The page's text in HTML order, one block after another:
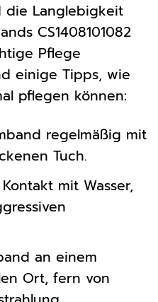
die Langlebigkeit
CS1408101082
Pflege
einige Tipps, wie
pflegen können:
regelmäßig mit
Tuch.
mit Wasser,
an einem
Ort, fern von